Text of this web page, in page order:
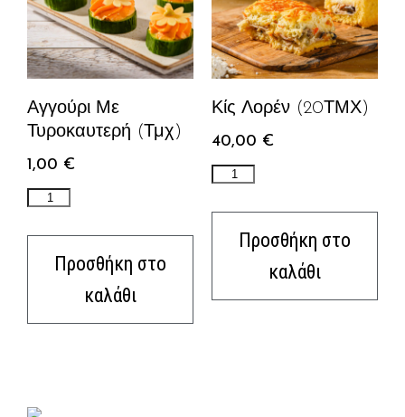
Αγγούρι Με
Τυροκαυτερή (τμχ)
1,00 €
Προσθήκη στο
καλάθι
Κίς Λορέν (20ΤΜΧ)
40,00 €
Προσθήκη στο
καλάθι